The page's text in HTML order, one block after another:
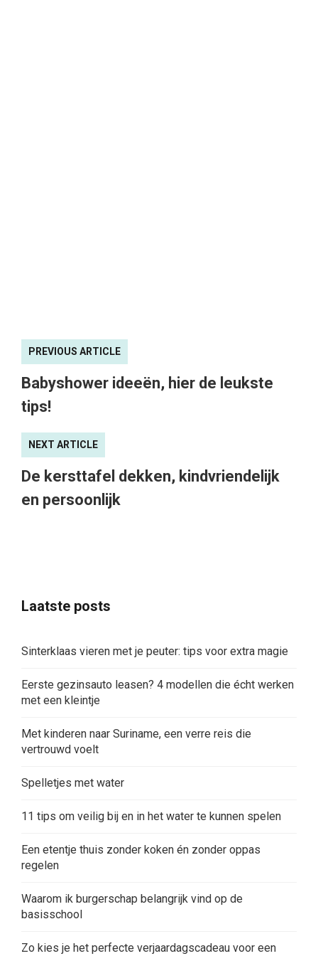
PREVIOUS ARTICLE
Babyshower ideeën, hier de leukste
tips!
NEXT ARTICLE
De kersttafel dekken, kindvriendelijk
en persoonlijk
Laatste posts
Sinterklaas vieren met je peuter: tips voor extra magie
Eerste gezinsauto leasen? 4 modellen die écht werken
met een kleintje
Met kinderen naar Suriname, een verre reis die
vertrouwd voelt
Spelletjes met water
11 tips om veilig bij en in het water te kunnen spelen
Een etentje thuis zonder koken én zonder oppas
regelen
Waarom ik burgerschap belangrijk vind op de
basisschool
Zo kies je het perfecte verjaardagscadeau voor een